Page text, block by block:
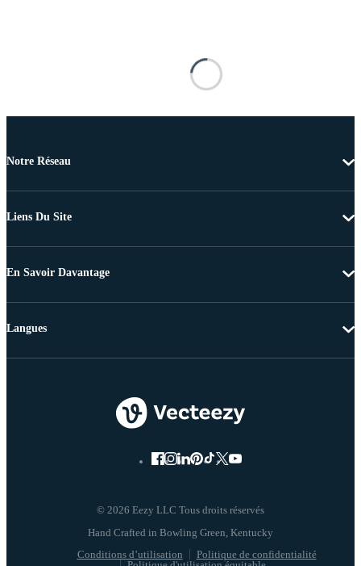
Notre Réseau
Liens Du Site
En Savoir Davantage
© 2026 Eezy LLC Tous droits réservés
Conditions d’utilisation
Politique de confidentialité
Langues